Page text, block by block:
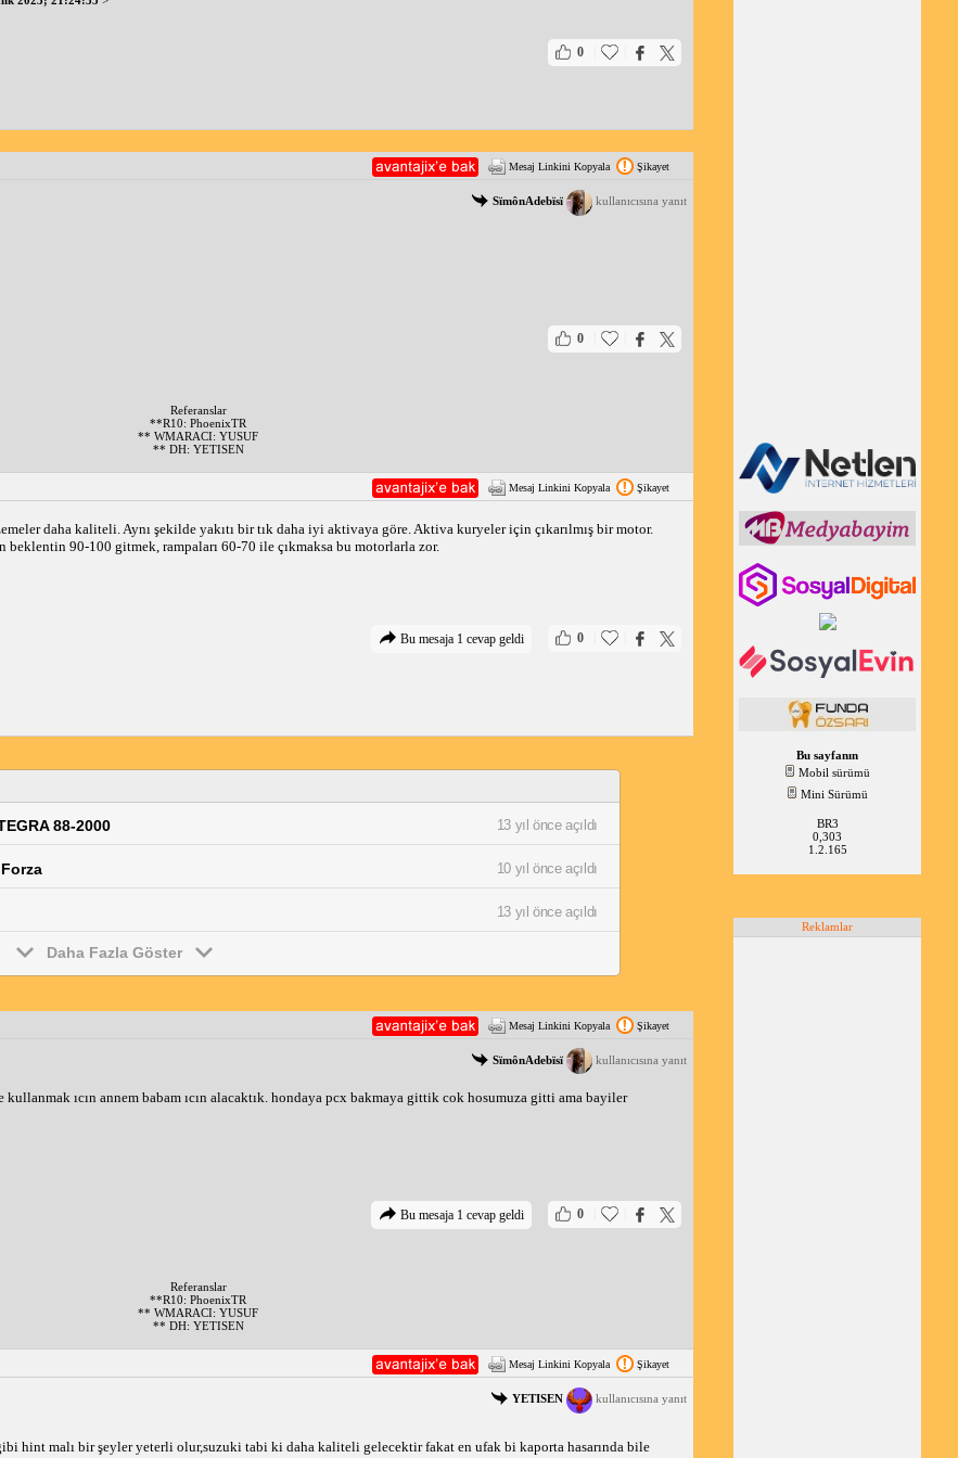
0
Mesaj Linkini Kopyala Şikayet
SïmônAdebïsï kullanıcısına yanıt
0
Referanslar
**R10: PhoenixTR
** WMARACI: YUSUF
** DH: YETISEN
Mesaj Linkini Kopyala Şikayet
daha kaliteli. Aynı şekilde yakıtı bir tık daha iyi aktivaya göre. Aktiva kuryeler için çıkarılmış bir motor.
beklentin 90-100 gitmek, rampaları 60-70 ile çıkmaksa bu motorlarla zor.
0
Bu mesaja 1 cevap geldi
88-2000 13 yıl önce açıldı
10 yıl önce açıldı
13 yıl önce açıldı
Daha Fazla Göster
Mesaj Linkini Kopyala Şikayet
SïmônAdebïsï kullanıcısına yanıt
ıcın annem babam ıcın alacaktık. hondaya pcx bakmaya gittik cok hosumuza gitti ama bayiler
0
Bu mesaja 1 cevap geldi
Referanslar
**R10: PhoenixTR
** WMARACI: YUSUF
** DH: YETISEN
Mesaj Linkini Kopyala Şikayet
YETISEN kullanıcısına yanıt
hint malı bir şeyler yeterli olur,suzuki tabi ki daha kaliteli gelecektir fakat en ufak bi kaporta hasarında bile
Bu sayfanın
Mobil sürümü
Mini Sürümü
BR3
0,303
1.2.165
Reklamlar